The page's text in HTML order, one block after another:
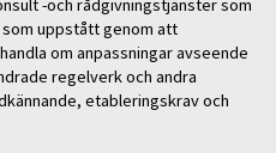
-och rådgivningstjänster som
uppstått genom att
om anpassningar avseende
regelverk och andra
etableringskrav och